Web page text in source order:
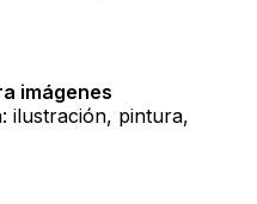
imágenes
ilustración, pintura,